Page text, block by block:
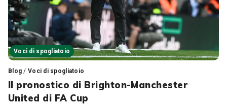
Voci di spogliatoio
Blog / Voci di spogliatoio
Il pronostico di Brighton-Manchester
United di FA Cup